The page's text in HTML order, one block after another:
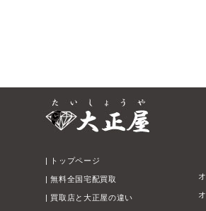
| トップページ
|無料全国宅配買取
| 買取店と大正屋の違い